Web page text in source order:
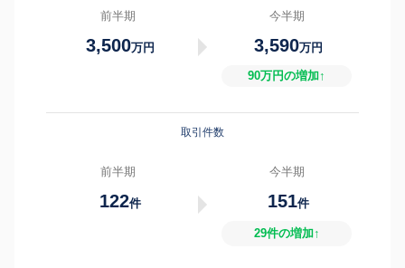
前半期
3,500万円
今半期
3,590万円
90万円の増加↑
取引件数
前半期
122件
今半期
151件
29件の増加↑